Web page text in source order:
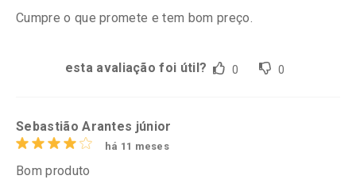
Cumpre o que promete e tem bom preço.
esta avaliação foi útil? 0 0
Sebastião Arantes júnior
há 11 meses
Bom produto